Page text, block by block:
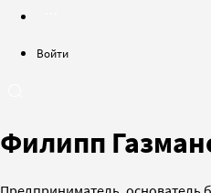
Войти
Филипп